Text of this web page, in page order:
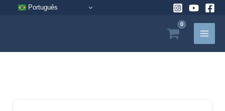
Pular
Português